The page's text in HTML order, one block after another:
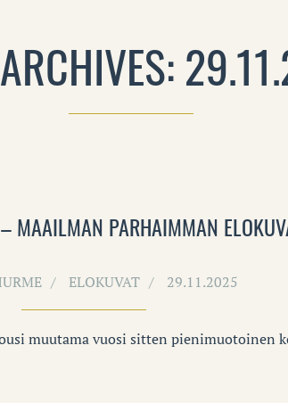
MAAILMAN PARHAIMMAN
ELOKUVAT 29.11.2025
muutama vuosi sitten pienimuotoinen